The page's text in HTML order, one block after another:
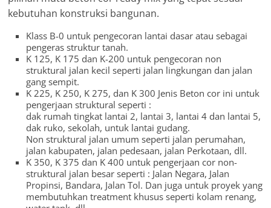
kebutuhan konstruksi bangunan.
Klass B-0 untuk pengecoran lantai dasar atau sebagai
pengeras struktur tanah.
K 125, K 175 dan K-200 untuk pengecoran non
struktural jalan kecil seperti jalan lingkungan dan jalan
gang sempit.
K 225, K 250, K 275, dan K 300 Jenis Beton cor ini untuk
pengerjaan struktural seperti :
dak rumah tingkat lantai 2, lantai 3, lantai 4 dan lantai 5,
dak ruko, sekolah, untuk lantai gudang.
Non struktural jalan umum seperti jalan perumahan,
jalan kabupaten, jalan pedesaan, jalan Perkotaan, dll.
K 350, K 375 dan K 400 untuk pengerjaan cor non-
struktural jalan besar seperti : Jalan Negara, Jalan
Propinsi, Bandara, Jalan Tol. Dan juga untuk proyek yang
membutuhkan treatment khusus seperti kolam renang,